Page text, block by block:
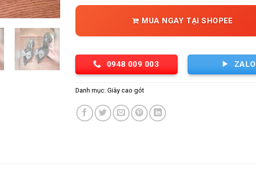
MUA NGAY TẠI SHOPEE
0948 009 003 ZALO
Danh mục:Giày cao gót